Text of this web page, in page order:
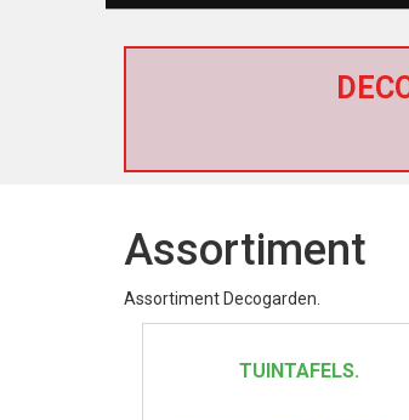
Assortiment
Assortiment Decogarden.
TUINTAFELS.